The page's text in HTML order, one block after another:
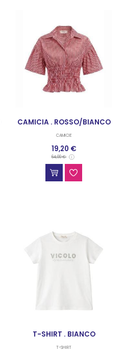
CAMICIA . ROSSO/BIANCO
CAMICIE
19,20 €
64,00 €
T-SHIRT . BIANCO
T-SHIRT